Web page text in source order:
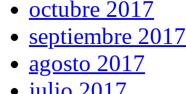
octubre 2017
septiembre 2017
agosto 2017